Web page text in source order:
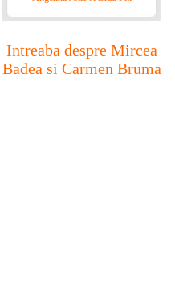
Intreaba despre Mircea
Badea si Carmen Bruma